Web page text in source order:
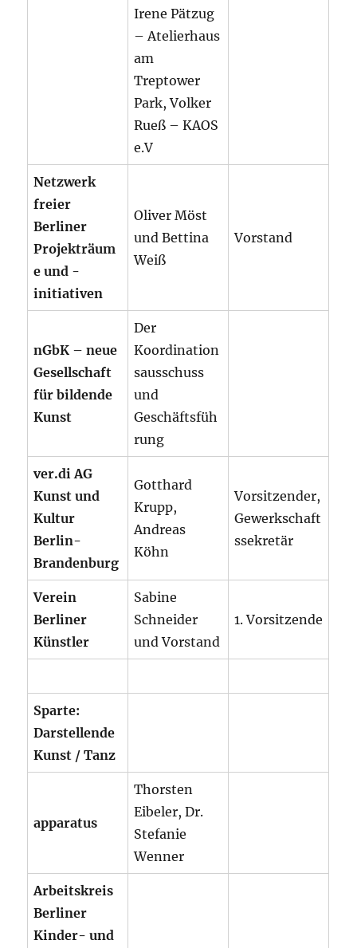
Irene Pätzug
– Atelierhaus
am
Treptower
Park, Volker
Rueß – KAOS
e.V
Netzwerk
freier
Berliner
Projekträum
e und -
initiativen
Oliver Möst
und Bettina
Weiß
Vorstand
nGbK – neue
Gesellschaft
für bildende
Kunst
Der
Koordination
sausschuss
und
Geschäftsfüh
rung
ver.di AG
Kunst und
Kultur
Berlin-
Brandenburg
Gotthard
Krupp,
Andreas
Köhn
Vorsitzender,
Gewerkschaft
ssekretär
Verein
Berliner
Künstler
Sabine
Schneider
und Vorstand
1. Vorsitzende
Sparte:
Darstellende
Kunst / Tanz
apparatus
Thorsten
Eibeler, Dr.
Stefanie
Wenner
Arbeitskreis
Berliner
Kinder- und